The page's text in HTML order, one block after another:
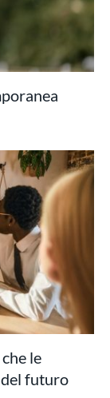
le
futuro